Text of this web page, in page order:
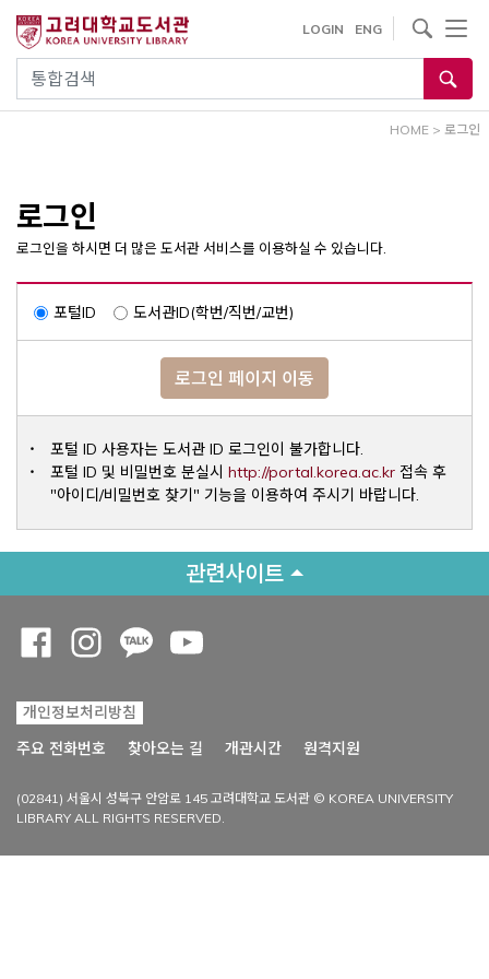
건
통합검색
LOGIN ENG
사이트내 검색
HOME > 로그인
로그인
로그인을 하시면 더 많은 도서관 서비스를 이용하실 수 있습니다.
포털ID 도서관ID(학번/직번/교번)
로그인 페이지 이동
포털 ID 사용자는 도서관 ID 로그인이 불가합니다.
포털 ID 및 비밀번호 분실시 http://portal.korea.ac.krOpens a
접속 후
"아이디/비밀번호 찾기" 기능을 이용하여 주시기 바랍니다.
관련사이트
개인정보처리방침
주요 전화번호
찾아오는 길 개관시간 원격지원
(02841) 서울시 성북구 안암로 145 고려대학교 도서관 © KOREA UNIVERSITY
LIBRARY ALL RIGHTS RESERVED.
Opens a new window
Opens a new window
Opens a new window